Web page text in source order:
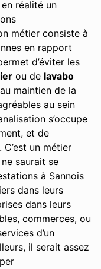
réalité un
métier consiste à
en rapport
d’éviter les
ou de lavabo
maintien de la
au sein
s’occupe
et de
un métier
saurait se
à Sannois
dans leurs
dans leurs
commerces, ou
d’un
il serait assez